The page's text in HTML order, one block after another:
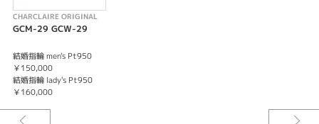
CHARCLAIRE ORIGINAL
GCM-29 GCW-29
結婚指輪 men's Pt950
￥150,000
結婚指輪 lady's Pt950
￥160,000